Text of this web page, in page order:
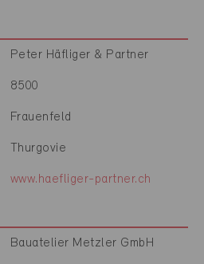
Peter Häfliger & Partner
8500
Frauenfeld
Thurgovie
www.haefliger-partner.ch
Bauatelier Metzler GmbH